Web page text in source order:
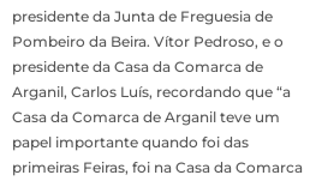
presidente da Junta de Freguesia de
Pombeiro da Beira. Vítor Pedroso, e o
presidente da Casa da Comarca de
Arganil, Carlos Luís, recordando que “a
Casa da Comarca de Arganil teve um
papel importante quando foi das
primeiras Feiras, foi na Casa da Comarca